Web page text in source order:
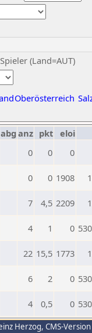
(Land=AUT)
Oberösterreich
abg anz pkt eloi
0 0 0
0 0 1908
7 4,5 2209
4 1 0
22 15,5 1773
6 2 0
4 0,5 0
Herzog, CMS-